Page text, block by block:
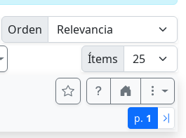
Orden
Ítems
p. 1